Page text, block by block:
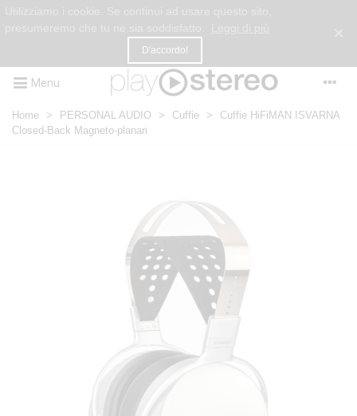
D'accordo!
Menu
Home > PERSONAL AUDIO > Cuffie >
Cuffie HiFiMAN ISVARNA
Closed-Back Magneto-planari